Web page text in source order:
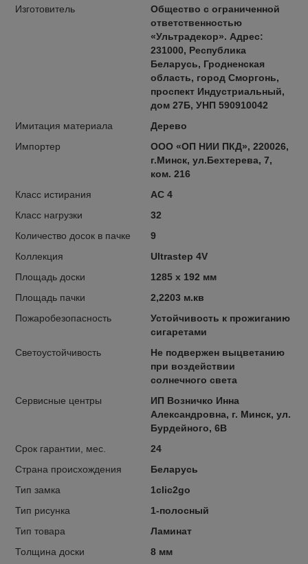
Изготовитель
Общество с ограниченной
ответственностью
«Ультрадекор». Адрес:
231000, Республика
Беларусь, Гродненская
область, город Сморгонь,
проспект Индустриальный,
дом 27Б, УНП 590910042
Имитация материала
Дерево
Импортер
ООО «ОП НИИ ПКД», 220026,
г.Минск, ул.Бехтерева, 7,
ком. 216
Класс истирания
AC 4
Класс нагрузки
32
Количество досок в пачке
9
Коллекция
Ultrastep 4V
Площадь доски
1285 x 192 мм
Площадь пачки
2,2203 м.кв
Пожаробезопасность
Устойчивость к прожиганию
сигаретами
Светоустойчивость
Не подвержен выцветанию
при воздействии
солнечного света
Сервисные центры
ИП Возничко Инна
Александровна, г. Минск, ул.
Бурдейного, 6В
Срок гарантии, мес.
24
Страна происхождения
Беларусь
Тип замка
1clic2go
Тип рисунка
1-полосный
Тип товара
Ламинат
Толщина доски
8 мм